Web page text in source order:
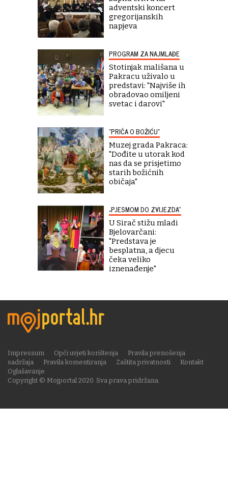
adventski koncert
gregorijanskih
napjeva
PROGRAM ZA NAJMLAĐE
Stotinjak mališana u
Pakracu uživalo u
predstavi: "Najviše ih
obradovao omiljeni
svetac i darovi"
"PRIČA O BOŽIĆU"
Muzej grada Pakraca:
"Dođite u utorak kod
nas da se prisjetimo
starih božićnih
običaja"
„PJESMOM DO ZVIJEZDA“
U Sirač stižu mladi
Bjelovarčani:
"Predstava je
besplatna, a djecu
čeka veliko
iznenađenje"
Copyright © Mojportal 2020. Sva prava pridržana.
Impressum Opći uvjeti korištenja
Pravila prenošenja
sadržaja
Pravila komentiranja Zaštita privatnosti
Kontakt
Oglašavanje